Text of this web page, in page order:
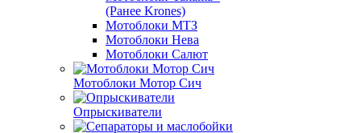
(Ранее Krones)
Мотоблоки МТЗ
Мотоблоки Нева
Мотоблоки Салют
Мотоблоки Мотор Сич
Опрыскиватели